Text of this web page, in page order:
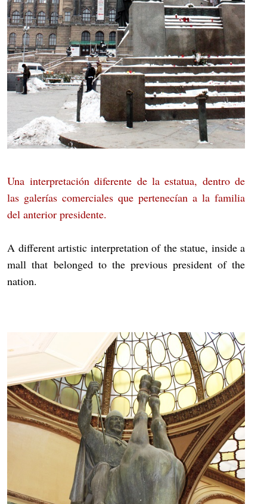
Una interpretación diferente de la estatua, dentro de
las galerías comerciales que pertenecían a la familia
del anterior presidente.
A different artistic interpretation of the statue, inside a
mall that belonged to the previous president of the
nation.